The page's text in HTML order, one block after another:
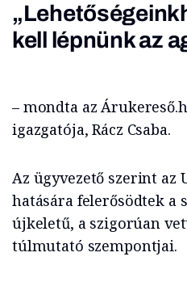
kell lépnünk az
– mondta az
igazgatója, Rácz Csaba.
Az ügyvezető szerint
hatására felerősödtek a
újkeletű, a szigorúan
túlmutató szempontjai.